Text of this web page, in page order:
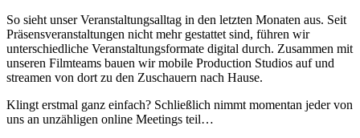
So sieht unser Veranstaltungsalltag in den letzten Monaten aus. Seit
Präsensveranstaltungen nicht mehr gestattet sind, führen wir
unterschiedliche Veranstaltungsformate digital durch. Zusammen mit
unseren Filmteams bauen wir mobile Production Studios auf und
streamen von dort zu den Zuschauern nach Hause.
Klingt erstmal ganz einfach? Schließlich nimmt momentan jeder von
uns an unzähligen online Meetings teil…